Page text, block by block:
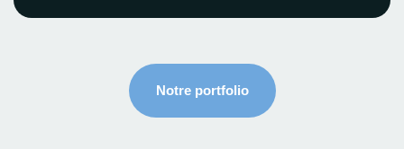
Voir le projet